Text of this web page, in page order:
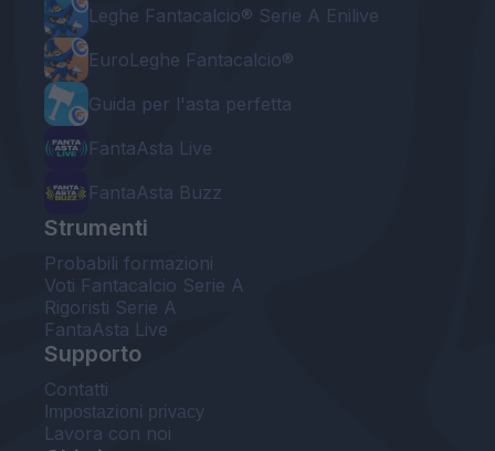
Leghe Fantacalcio® Serie A Enilive
EuroLeghe Fantacalcio®
Guida per l'asta perfetta
FantaAsta Live
FantaAsta Buzz
Strumenti
Probabili formazioni
Voti Fantacalcio Serie A
Rigoristi Serie A
FantaAsta Live
Supporto
Contatti
Impostazioni privacy
Lavora con noi